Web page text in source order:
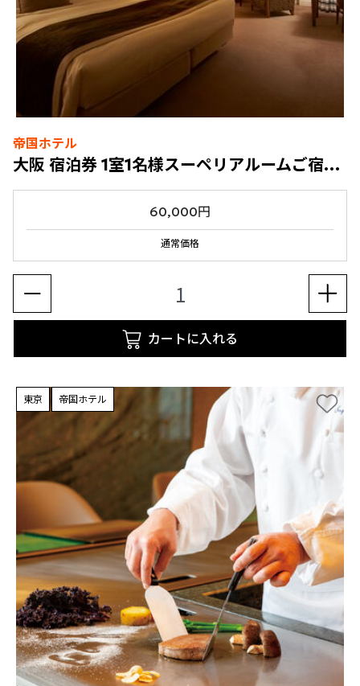
帝国ホテル
大阪 宿泊券 1室1名様スーペリアルームご宿泊 & バリエステ90分1名様 朝食付き
60,000円
通常価格
カートに入れる
東京 帝国ホテル